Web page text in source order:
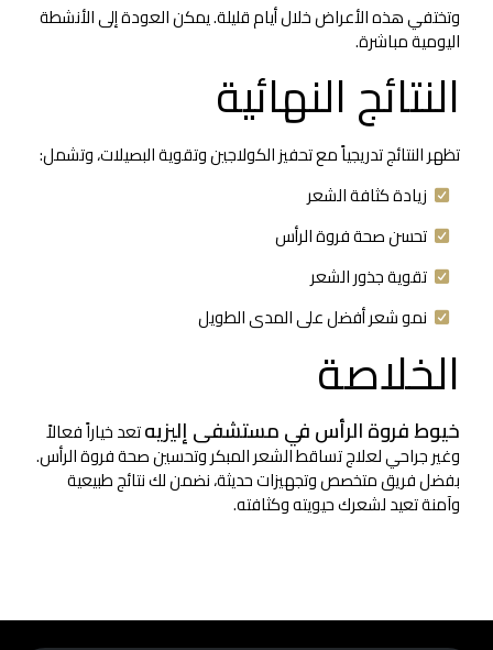
وتختفي هذه الأعراض خلال أيام قليلة. يمكن العودة إلى الأنشطة
اليومية مباشرة.
النتائج النهائية
تظهر النتائج تدريجياً مع تحفيز الكولاجين وتقوية البصيلات، وتشمل:
زيادة كثافة الشعر
تحسن صحة فروة الرأس
تقوية جذور الشعر
نمو شعر أفضل على المدى الطويل
الخلاصة
خيوط فروة الرأس في مستشفى إليزيهتعد خياراً فعالاً
وغير جراحي لعلاج تساقط الشعر المبكر وتحسين صحة فروة الرأس.
بفضل فريق متخصص وتجهيزات حديثة، نضمن لك نتائج طبيعية
وآمنة تعيد لشعرك حيويته وكثافته.